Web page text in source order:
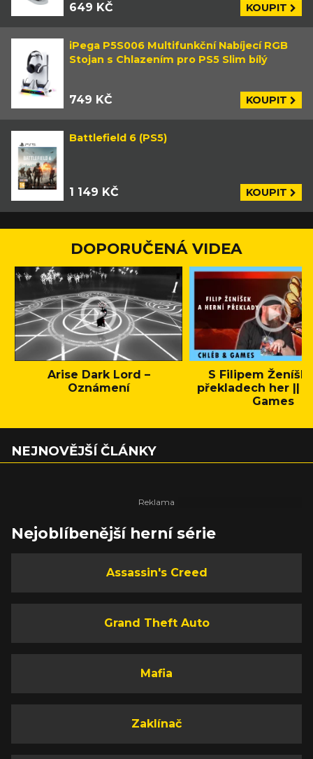
649 KČ KOUPIT
iPega P5S006 Multifunkční Nabíjecí RGB
Stojan s Chlazením pro PS5 Slim bílý
749 KČ KOUPIT
Battlefield 6 (PS5)
1 149 KČ KOUPIT
DOPORUČENÁ VIDEA
Arise Dark Lord –
Oznámení
S Filipem
překladech her ||
Games
NEJNOVĚJŠÍ ČLÁNKY
Nejoblíbenější herní série
Assassin's Creed
Grand Theft Auto
Mafia
Zaklínač